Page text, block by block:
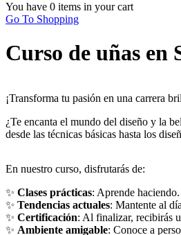
You have 0 items in your cart
Go To Shopping
Curso de uñas en
¡Transforma tu pasión en una carrera
¿Te encanta el mundo del diseño y la
desde las técnicas básicas hasta los
En nuestro curso, disfrutarás de:
✨ Clases prácticas: Aprende
✨ Tendencias actuales: Mantente al
✨ Certificación: Al finalizar, recibirás
✨ Ambiente amigable: Conoce a